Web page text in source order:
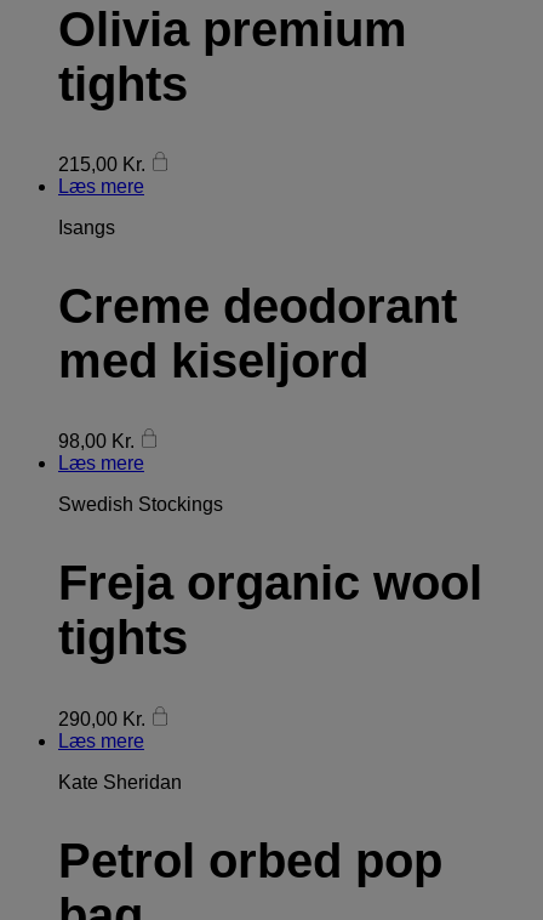
Olivia premium
tights
215,00 Kr.
Læs mere
Isangs
Creme deodorant
med kiseljord
98,00 Kr.
Læs mere
Swedish Stockings
Freja organic wool
tights
290,00 Kr.
Læs mere
Kate Sheridan
Petrol orbed pop